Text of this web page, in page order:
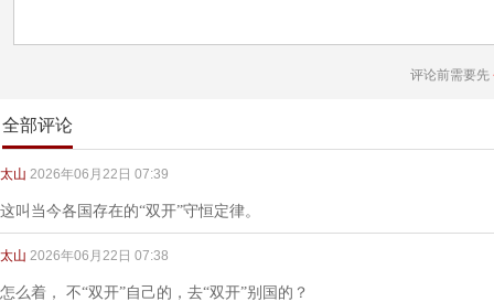
评论前需要先
全部评论
太山 2026年06月22日 07:39
这叫当今各国存在的“双开”守恒定律。
太山 2026年06月22日 07:38
怎么着， 不“双开”自己的，去“双开”别国的？